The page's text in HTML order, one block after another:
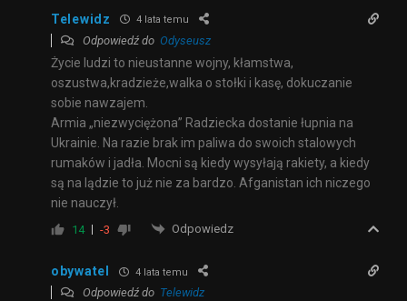
Telewidz 4 lata temu
Odpowiedź do Odyseusz
Życie ludzi to nieustanne wojny, kłamstwa,
oszustwa,kradzieże,walka o stołki i kasę, dokuczanie
sobie nawzajem.
Armia „niezwyciężona” Radziecka dostanie łupnia na
Ukrainie. Na razie brak im paliwa do swoich stalowych
rumaków i jadła. Mocni są kiedy wysyłają rakiety, a kiedy
są na lądzie to już nie za bardzo. Afganistan ich niczego
nie nauczył.
14 -3 Odpowiedz
obywatel 4 lata temu
Odpowiedź do Telewidz